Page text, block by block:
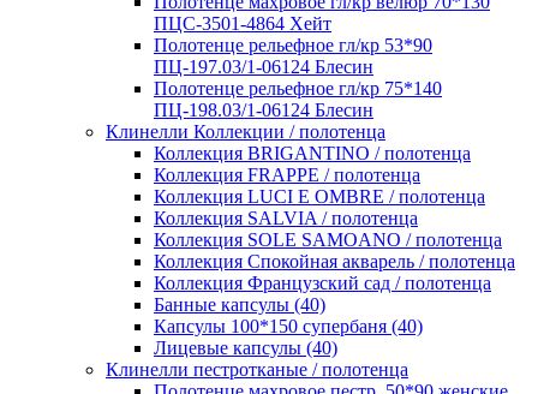
ПЦС-3501-4864 Хейт
Полотенце рельефное гл/кр 53*90
ПЦ-197.03/1-06124 Блесин
Полотенце рельефное гл/кр 75*140
ПЦ-198.03/1-06124 Блесин
Клинелли Коллекции / полотенца
Коллекция BRIGANTINO / полотенца
Коллекция FRAPPE / полотенца
Коллекция LUCI E OMBRE / полотенца
Коллекция SALVIA / полотенца
Коллекция SOLE SAMOANO / полотенца
Коллекция Спокойная акварель / полотенца
Коллекция Французский сад / полотенца
Банные капсулы (40)
Капсулы 100*150 супербаня (40)
Лицевые капсулы (40)
Клинелли пестротканые / полотенца